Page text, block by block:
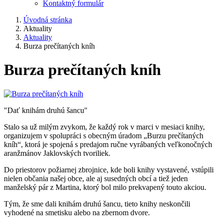
Kontaktný formulár
Úvodná stránka
Aktuality
Aktuality
Burza prečítaných kníh
Burza prečítaných kníh
"Dať knihám druhú šancu"
Stalo sa už milým zvykom, že každý rok v marci v mesiaci knihy,
organizujem v spolupráci s obecným úradom „Burzu prečítaných
kníh“, ktorá je spojená s predajom ručne vyrábaných veľkonočných
aranžmánov Jaklovských tvoriliek.
Do priestorov požiarnej zbrojnice, kde boli knihy vystavené, vstúpili
nielen občania našej obce, ale aj susedných obcí a tiež jeden
manželský pár z Martina, ktorý bol milo prekvapený touto akciou.
Tým, že sme dali knihám druhú šancu, tieto knihy neskončili
vyhodené na smetisku alebo na zbernom dvore.